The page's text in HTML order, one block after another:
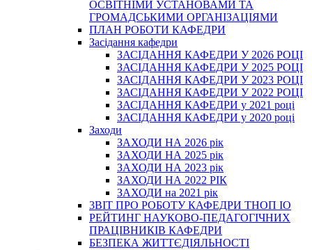
ОСВІТНІМИ УСТАНОВАМИ ТА
ГРОМАДСЬКИМИ ОРГАНІЗАЦІЯМИ
ПЛАН РОБОТИ КАФЕДРИ
Засідання кафедри
ЗАСІДАННЯ КАФЕДРИ У 2026 РОЦІ
ЗАСІДАННЯ КАФЕДРИ У 2025 РОЦІ
ЗАСІДАННЯ КАФЕДРИ У 2023 РОЦІ
ЗАСІДАННЯ КАФЕДРИ У 2022 РОЦІ
ЗАСІДАННЯ КАФЕДРИ у 2021 році
ЗАСІДАННЯ КАФЕДРИ у 2020 році
Заходи
ЗАХОДИ НА 2026 рік
ЗАХОДИ НА 2025 рік
ЗАХОДИ НА 2023 рік
ЗАХОДИ НА 2022 РІК
ЗАХОДИ на 2021 рік
3BIT ПРО РОБОТУ КАФЕДРИ ТНОП ІО
РЕЙТИНГ НАУКОВО-ПЕДАГОГІЧНИХ
ПРАЦІВНИКІВ КАФЕДРИ
БЕЗПЕКА ЖИТТЄДІЯЛЬНОСТІ